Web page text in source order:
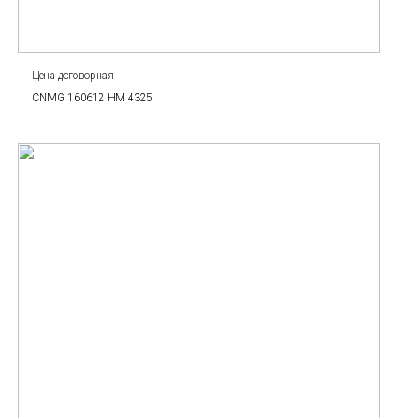
Цена договорная
CNMG 160612 HM 4325